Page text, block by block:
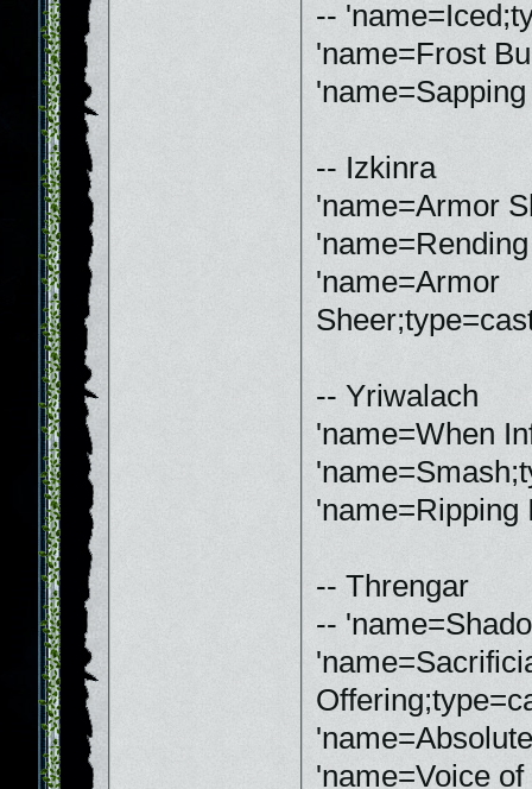
--
'name=Frost
-- Izkinra
'name=Armor
'name=Armor
-- Yriwalach
'name=When
'name=Ripping
-- Threngar
--
'name=Voice